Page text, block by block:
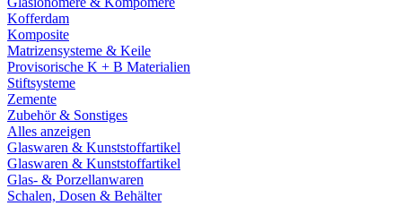
Kofferdam
Komposite
Matrizensysteme & Keile
Provisorische K + B Materialien
Stiftsysteme
Zemente
Zubehör & Sonstiges
Alles anzeigen
Glaswaren & Kunststoffartikel
Glaswaren & Kunststoffartikel
Glas- & Porzellanwaren
Schalen, Dosen & Behälter